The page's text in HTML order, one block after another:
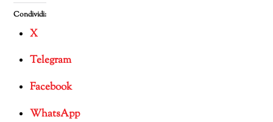
Condividi:
X
Telegram
Facebook
WhatsApp